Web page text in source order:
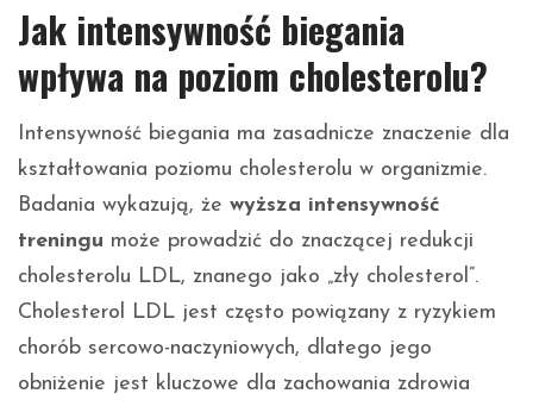
Jak intensywność biegania
wpływa na poziom cholesterolu?
Intensywność biegania ma zasadnicze znaczenie dla
kształtowania poziomu cholesterolu w organizmie.
Badania wykazują, że wyższa intensywność
treningu może prowadzić do znaczącej redukcji
cholesterolu LDL, znanego jako „zły cholesterol”.
Cholesterol LDL jest często powiązany z ryzykiem
chorób sercowo-naczyniowych, dlatego jego
obniżenie jest kluczowe dla zachowania zdrowia